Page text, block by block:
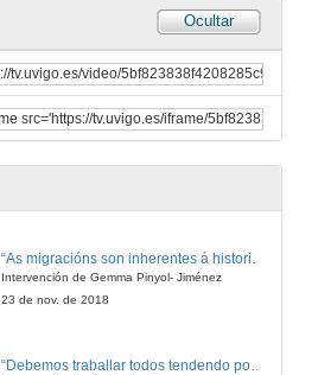
Ocultar
23 de nov. de 2018
“As migracións son inherentes á historia da humanidade“
Intervención de Gemma Pinyol- Jiménez
23 de nov. de 2018